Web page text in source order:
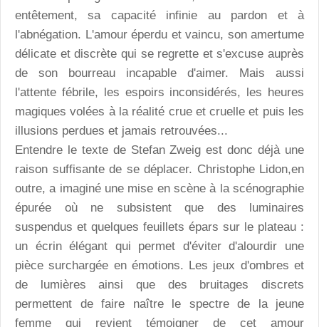
entêtement, sa capacité infinie au pardon et à
l'abnégation. L'amour éperdu et vaincu, son amertume
délicate et discrète qui se regrette et s'excuse auprès
de son bourreau incapable d'aimer. Mais aussi
l'attente fébrile, les espoirs inconsidérés, les heures
magiques volées à la réalité crue et cruelle et puis les
illusions perdues et jamais retrouvées...
Entendre le texte de Stefan Zweig est donc déjà une
raison suffisante de se déplacer. Christophe Lidon,en
outre, a imaginé une mise en scène à la scénographie
épurée où ne subsistent que des luminaires
suspendus et quelques feuillets épars sur le plateau :
un écrin élégant qui permet d'éviter d'alourdir une
pièce surchargée en émotions. Les jeux d'ombres et
de lumières ainsi que des bruitages discrets
permettent de faire naître le spectre de la jeune
femme qui revient témoigner de cet amour